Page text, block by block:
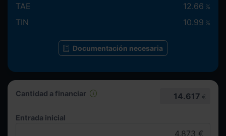
Cantidad a financiar 14.617 €
Entrada inicial
TAE 12.66 %
TIN 10.99 %
Documentación necesaria